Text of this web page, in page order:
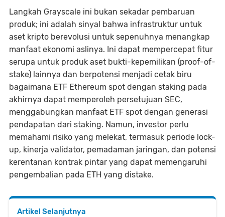
Langkah Grayscale ini bukan sekadar pembaruan
produk; ini adalah sinyal bahwa infrastruktur untuk
aset kripto berevolusi untuk sepenuhnya menangkap
manfaat ekonomi aslinya. Ini dapat mempercepat fitur
serupa untuk produk aset bukti-kepemilikan (proof-of-
stake) lainnya dan berpotensi menjadi cetak biru
bagaimana ETF Ethereum spot dengan staking pada
akhirnya dapat memperoleh persetujuan SEC,
menggabungkan manfaat ETF spot dengan generasi
pendapatan dari staking. Namun, investor perlu
memahami risiko yang melekat, termasuk periode lock-
up, kinerja validator, pemadaman jaringan, dan potensi
kerentanan kontrak pintar yang dapat memengaruhi
pengembalian pada ETH yang distake.
Artikel Selanjutnya